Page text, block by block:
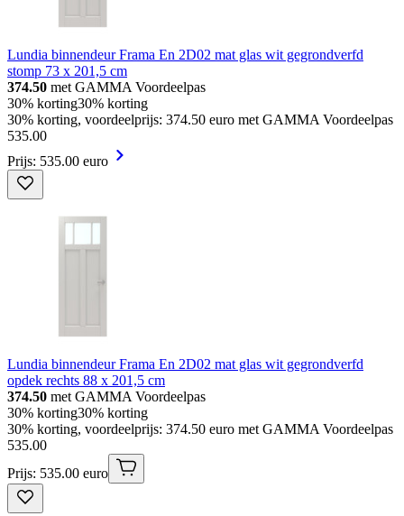
Lundia binnendeur Frama En 2D02 mat glas wit gegrondverfd
stomp 73 x 201,5 cm
374.50 met GAMMA Voordeelpas
30% korting30% korting
30% korting, voordeelprijs: 374.50 euro met GAMMA Voordeelpas
535.00
Prijs: 535.00 euro
Lundia binnendeur Frama En 2D02 mat glas wit gegrondverfd
opdek rechts 88 x 201,5 cm
374.50 met GAMMA Voordeelpas
30% korting30% korting
30% korting, voordeelprijs: 374.50 euro met GAMMA Voordeelpas
535.00
Prijs: 535.00 euro